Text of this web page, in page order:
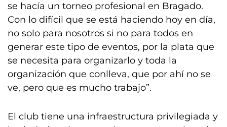
se hacía un torneo profesional en Bragado.
Con lo difícil que se está haciendo hoy en día,
no solo para nosotros si no para todos en
generar este tipo de eventos, por la plata que
se necesita para organizarlo y toda la
organización que conlleva, que por ahí no se
ve, pero que es mucho trabajo”.
El club tiene una infraestructura privilegiada y